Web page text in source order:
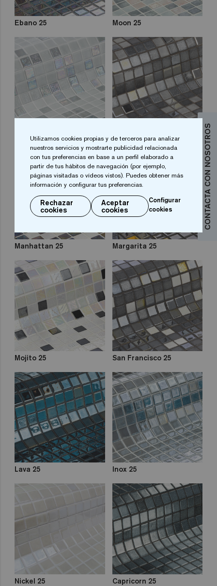
CONTACTA CON NOSOTROS
Ebano 25 Moon 25
Stone 25 Gin Fizz 25
Manhattan 25 Margarita 25
Mojito 25 San Francisco 25
Lava 25 Inox 25
Nickel 25 Capricorn 25
Utilizamos cookies propias y de terceros para analizar
nuestros servicios y mostrarte publicidad relacionada
con tus preferencias en base a un perfil elaborado a
partir de tus hábitos de navegación (por ejemplo,
páginas visitadas o vídeos vistos). Puedes obtener más
información y configurar tus preferencias.
Rechazar
cookies
Aceptar
cookies
Configurar
cookies